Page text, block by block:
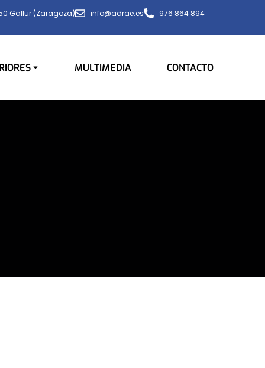
Gallur (Zaragoza) info@adrae.es 976 864 894
MULTIMEDIA CONTACTO